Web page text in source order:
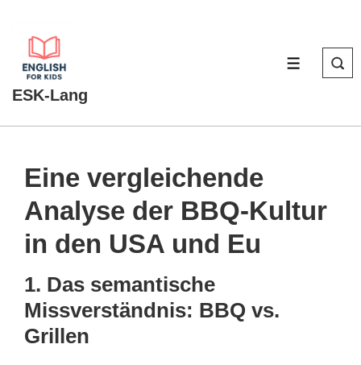
Inhalt
ESK-Lang
MENÜ
Eine vergleichende
Analyse der BBQ-Kultur
in den USA und Eu
1. Das semantische
Missverständnis: BBQ vs.
Grillen